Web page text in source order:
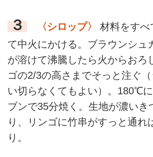
３ 〈シロップ〉
材料をすべ
て中火にかける。ブラウンシュ
が溶けて沸騰したら火からおろ
ゴの2/3の高さまでそっと注ぐ
い切らなくてもよい）。180℃
ブンで35分焼く。生地が濃いき
り、リンゴに竹串がすっと通れ
り。